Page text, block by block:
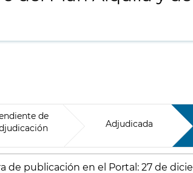
de
Adjudicada
de publicación en el Portal: 27 de